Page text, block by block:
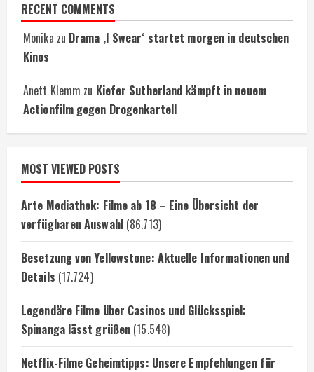
RECENT COMMENTS
Monika zu Drama ‚I Swear‘ startet morgen in deutschen
Kinos
Anett Klemm zu Kiefer Sutherland kämpft in neuem
Actionfilm gegen Drogenkartell
MOST VIEWED POSTS
Arte Mediathek: Filme ab 18 – Eine Übersicht der
verfügbaren Auswahl (86.713)
Besetzung von Yellowstone: Aktuelle Informationen und
Details (17.724)
Legendäre Filme über Casinos und Glücksspiel:
Spinanga lässt grüßen (15.548)
Netflix-Filme Geheimtipps: Unsere Empfehlungen für